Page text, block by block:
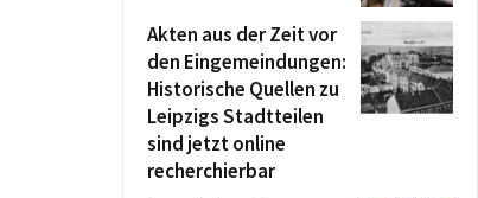
Akten aus der Zeit vor
den Eingemeindungen:
Historische Quellen zu
Leipzigs Stadtteilen
sind jetzt online
recherchierbar